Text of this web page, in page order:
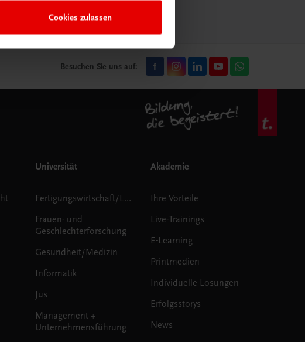
Cookies zulassen
Besuchen Sie uns auf:
Universität
Fertigungswirtschaft/Logistik
Frauen- und
Geschlechterforschung
Gesundheit/Medizin
Informatik
Jus
Management +
Unternehmensführung
Akademie
Ihre Vorteile
Live-Trainings
E-Learning
Printmedien
Individuelle Lösungen
Erfolgsstorys
News